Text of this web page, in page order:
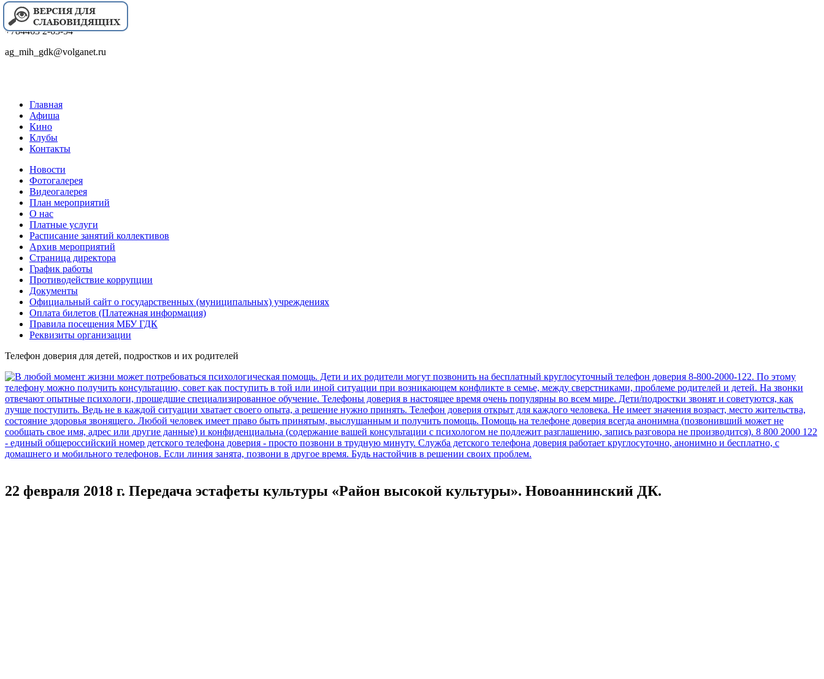
+784463 2-63-54
ag_mih_gdk@volganet.ru
Главная
Афиша
Кино
Клубы
Контакты
Новости
Фотогалерея
Видеогалерея
План мероприятий
О нас
Платные услуги
Расписание занятий коллективов
Архив мероприятий
Страница директора
График работы
Противодействие коррупции
Документы
Официальный сайт о государственных (муниципальных) учреждениях
Оплата билетов (Платежная информация)
Правила посещения МБУ ГДК
Реквизиты организации
Телефон доверия для детей, подростков и их родителей
22 февраля 2018 г. Передача эстафеты культуры «Район высокой культуры». Новоаннинский ДК.